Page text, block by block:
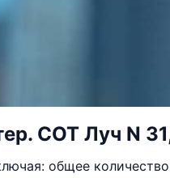
СОТ Луч N
общее